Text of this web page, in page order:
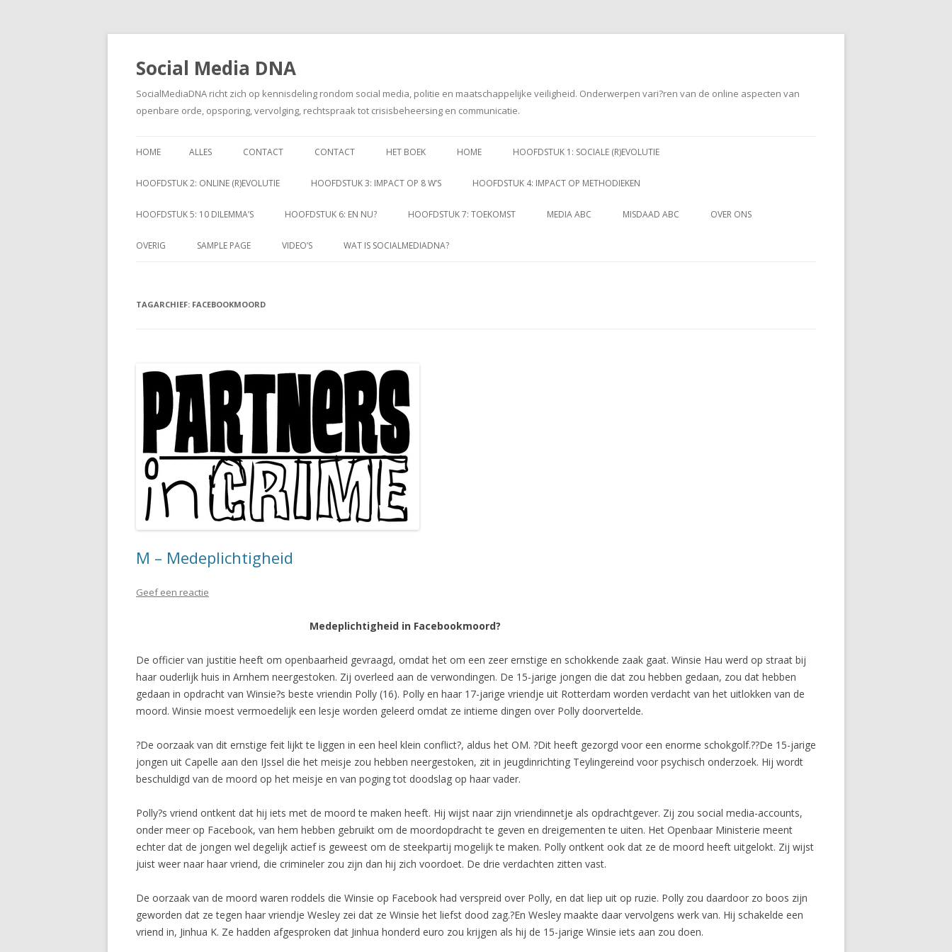
Social Media DNA
SocialMediaDNA richt zich op kennisdeling rondom social media, politie en maatschappelijke veiligheid. Onderwerpen vari?ren van de online aspecten van
openbare orde, opsporing, vervolging, rechtspraak tot crisisbeheersing en communicatie.
naar
HOME ALLES CONTACT CONTACT HET BOEK HOME HOOFDSTUK 1: SOCIALE (R)EVOLUTIE
HOOFDSTUK 2: ONLINE (R)EVOLUTIE HOOFDSTUK 3: IMPACT OP 8 W’S HOOFDSTUK 4: IMPACT OP METHODIEKEN
HOOFDSTUK 5: 10 DILEMMA’S HOOFDSTUK 6: EN NU? HOOFDSTUK 7: TOEKOMST MEDIA ABC MISDAAD ABC OVER ONS
OVERIG SAMPLE PAGE VIDEO’S WAT IS SOCIALMEDIADNA?
TAGARCHIEF: FACEBOOKMOORD
M – Medeplichtigheid
Geef een reactie
Medeplichtigheid in Facebookmoord?
De officier van justitie heeft om openbaarheid gevraagd, omdat het om een zeer ernstige en schokkende zaak gaat. Winsie Hau werd op straat bij
haar ouderlijk huis in Arnhem neergestoken. Zij overleed aan de verwondingen. De 15-jarige jongen die dat zou hebben gedaan, zou dat hebben
gedaan in opdracht van Winsie?s beste vriendin Polly (16). Polly en haar 17-jarige vriendje uit Rotterdam worden verdacht van het uitlokken van de
moord. Winsie moest vermoedelijk een lesje worden geleerd omdat ze intieme dingen over Polly doorvertelde.
?De oorzaak van dit ernstige feit lijkt te liggen in een heel klein conflict?, aldus het OM. ?Dit heeft gezorgd voor een enorme schokgolf.??De 15-jarige
jongen uit Capelle aan den IJssel die het meisje zou hebben neergestoken, zit in jeugdinrichting Teylingereind voor psychisch onderzoek. Hij wordt
beschuldigd van de moord op het meisje en van poging tot doodslag op haar vader.
Polly?s vriend ontkent dat hij iets met de moord te maken heeft. Hij wijst naar zijn vriendinnetje als opdrachtgever. Zij zou social media-accounts,
onder meer op Facebook, van hem hebben gebruikt om de moordopdracht te geven en dreigementen te uiten. Het Openbaar Ministerie meent
echter dat de jongen wel degelijk actief is geweest om de steekpartij mogelijk te maken. Polly ontkent ook dat ze de moord heeft uitgelokt. Zij wijst
juist weer naar haar vriend, die crimineler zou zijn dan hij zich voordoet. De drie verdachten zitten vast.
De oorzaak van de moord waren roddels die Winsie op Facebook had verspreid over Polly, en dat liep uit op ruzie. Polly zou daardoor zo boos zijn
geworden dat ze tegen haar vriendje Wesley zei dat ze Winsie het liefst dood zag.?En Wesley maakte daar vervolgens werk van. Hij schakelde een
vriend in, Jinhua K. Ze hadden afgesproken dat Jinhua honderd euro zou krijgen als hij de 15-jarige Winsie iets aan zou doen.